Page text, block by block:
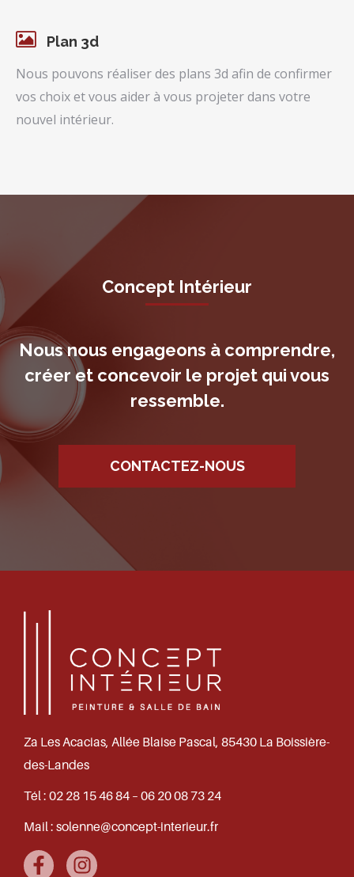
Plan 3d
Nous pouvons réaliser des plans 3d afin de confirmer
vos choix et vous aider à vous projeter dans votre
nouvel intérieur.
Concept Intérieur
Nous nous engageons à comprendre,
créer et concevoir le projet qui vous
ressemble.
CONTACTEZ-NOUS
Za Les Acacias, Allée Blaise Pascal, 85430 La Boissière-
des-Landes
Tél : 02 28 15 46 84 – 06 20 08 73 24
Mail : solenne@concept-interieur.fr